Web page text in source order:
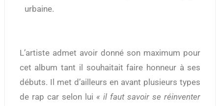
urbaine.
L’artiste admet avoir donné son maximum pour
cet album tant il souhaitait faire honneur à ses
débuts. Il met d’ailleurs en avant plusieurs types
de rap car selon lui « il faut savoir se réinventer